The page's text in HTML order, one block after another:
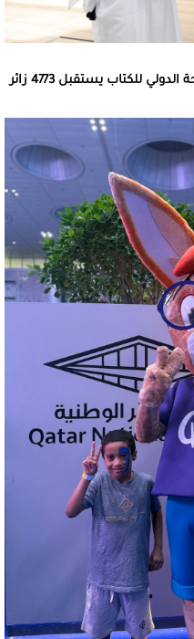
للكتاب يستقبل 4773 زائر